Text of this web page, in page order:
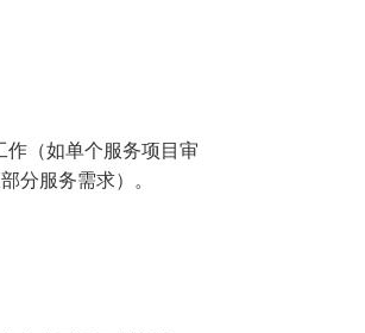
（如单个服务项目审
分服务需求）。